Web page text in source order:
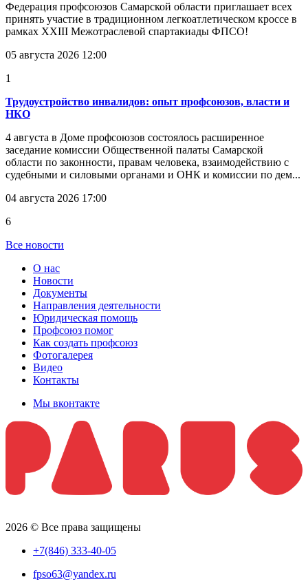
Федерация профсоюзов Самарской области приглашает всех
принять участие в традиционном легкоатлетическом кроссе в
рамках XXIII Межотраслевой спартакиады ФПСО!
05 августа 2026 12:00
1
Трудоустройство инвалидов: опыт профсоюзов, власти и
НКО
4 августа в Доме профсоюзов состоялось расширенное
заседание комиссии Общественной палаты Самарской
области по законности, правам человека, взаимодействию с
судебными и силовыми органами и ОНК и комиссии по дем...
04 августа 2026 17:00
6
Все новости
О нас
Новости
Документы
Направления деятельности
Юридическая помощь
Профсоюз помог
Как создать профсоюз
Фотогалерея
Видео
Контакты
Мы вконтакте
2026 © Все права защищены
+7(846) 333-40-05
fpso63@yandex.ru